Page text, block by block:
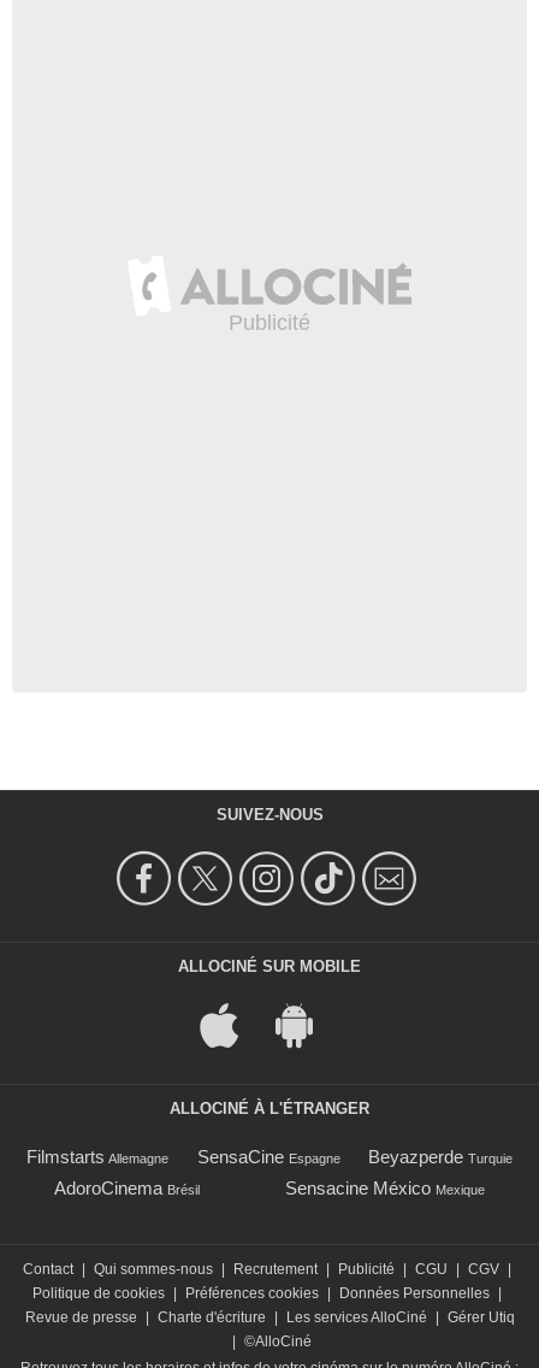
SUIVEZ-NOUS
ALLOCINÉ SUR MOBILE
ALLOCINÉ À L'ÉTRANGER
Filmstarts Allemagne SensaCine Espagne Beyazperde Turquie
AdoroCinema Brésil Sensacine México Mexique
Contact Qui sommes-nous Recrutement Publicité CGU CGV
Politique de cookies
Préférences cookies Données Personnelles
Revue de presse
Charte d'écriture Les services AlloCiné
Gérer Utiq
©AlloCiné